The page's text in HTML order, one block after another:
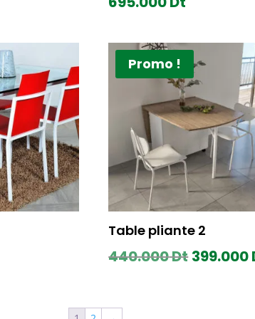
Promo !
Table pliante 2
440.000Dt Le
399.000